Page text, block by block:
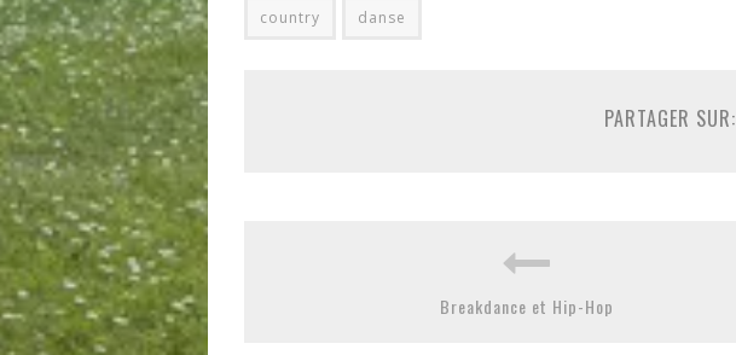
country danse
PARTAGER SUR:
Breakdance et Hip-Hop